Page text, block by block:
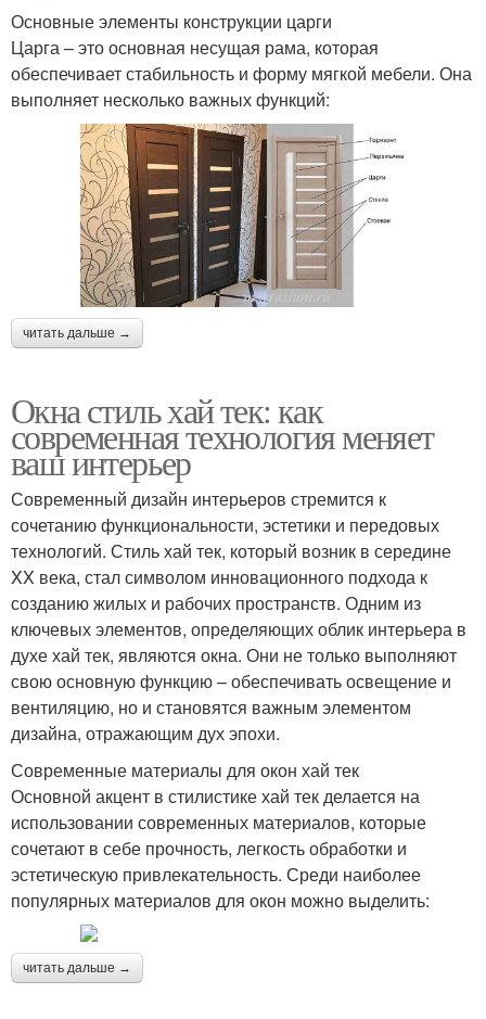
Основные элементы конструкции царги
Царга – это основная несущая рама, которая
обеспечивает стабильность и форму мягкой мебели. Она
выполняет несколько важных функций:
читать дальше →
Окна стиль хай тек: как
современная технология меняет
ваш интерьер
Современный дизайн интерьеров стремится к
сочетанию функциональности, эстетики и передовых
технологий. Стиль хай тек, который возник в середине
XX века, стал символом инновационного подхода к
созданию жилых и рабочих пространств. Одним из
ключевых элементов, определяющих облик интерьера в
духе хай тек, являются окна. Они не только выполняют
свою основную функцию – обеспечивать освещение и
вентиляцию, но и становятся важным элементом
дизайна, отражающим дух эпохи.
Современные материалы для окон хай тек
Основной акцент в стилистике хай тек делается на
использовании современных материалов, которые
сочетают в себе прочность, легкость обработки и
эстетическую привлекательность. Среди наиболее
популярных материалов для окон можно выделить:
читать дальше →